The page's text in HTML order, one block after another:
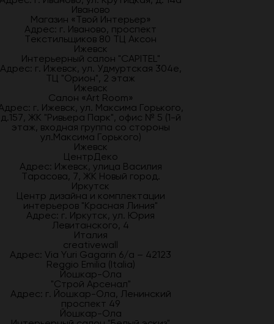
Иваново
Магазин «Твой Интерьер»
Адрес: г. Иваново, проспект
Текстильщиков 80 ТЦ Аксон
Ижевск
Интерьерный салон "CAPITEL"
Адрес: г. Ижевск, ул. Удмуртская 304е,
ТЦ "Орион", 2 этаж
Ижевск
Салон «Art Room»
г. Ижевск, ул. Максима Горького,
д.157, ЖК "Ривьера Парк", офис № 5 (1-й
этаж, входная группа со стороны
ул.Максима Горького)
Ижевск
ЦентрДеко
Адрес: Ижевск, улица Василия
Тарасова, 7, ЖК Новый город.
Иркутск
Центр дизайна и комплектации
интерьеров "Красная Линия"
Адрес: г. Иркутск, ул. Юрия
Левитанского, 4
Италия
creativewall
Адрес: Via Yuri Gagarin 6/a – 42123
Reggio Emilia (Italia)
Йошкар-Ола
"Строй Арсенал"
Адрес: г. Йошкар-Ола, Ленинский
проспект 49
Йошкар-Ола